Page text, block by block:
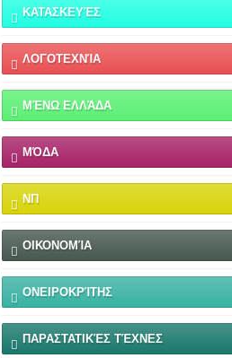
ΚΑΤΑΣΚΕΥΈΣ
ΛΟΓΟΤΕΧΝΊΑ
ΜΈΝΩ ΕΛΛΆΔΑ
ΜΌΔΑ
ΝΠ
ΟΙΚΟΝΟΜΊΑ
ΟΝΕΙΡΟΚΡΊΤΗΣ
ΠΑΡΑΣΤΑΤΙΚΈΣ ΤΈΧΝΕΣ